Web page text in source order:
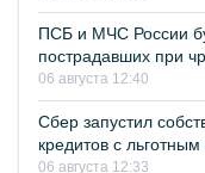
ПСБ и МЧС России
пострадавших при
06 августа 12:40
Сбер запустил
кредитов с
06 августа 12:33